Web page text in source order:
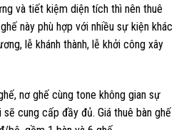
và tiết kiệm diện tích thì nên thuê
này phù hợp với nhiều sự kiện khác
lễ khánh thành, lễ khởi công xây
nơ ghế cùng tone không gian sự
sẽ cung cấp đầy đủ. Giá thuê bàn ghế